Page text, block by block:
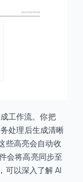
工作流。你把
处理后生成清晰
些高亮会自动收
会将高亮同步至
可以深入了解 AI